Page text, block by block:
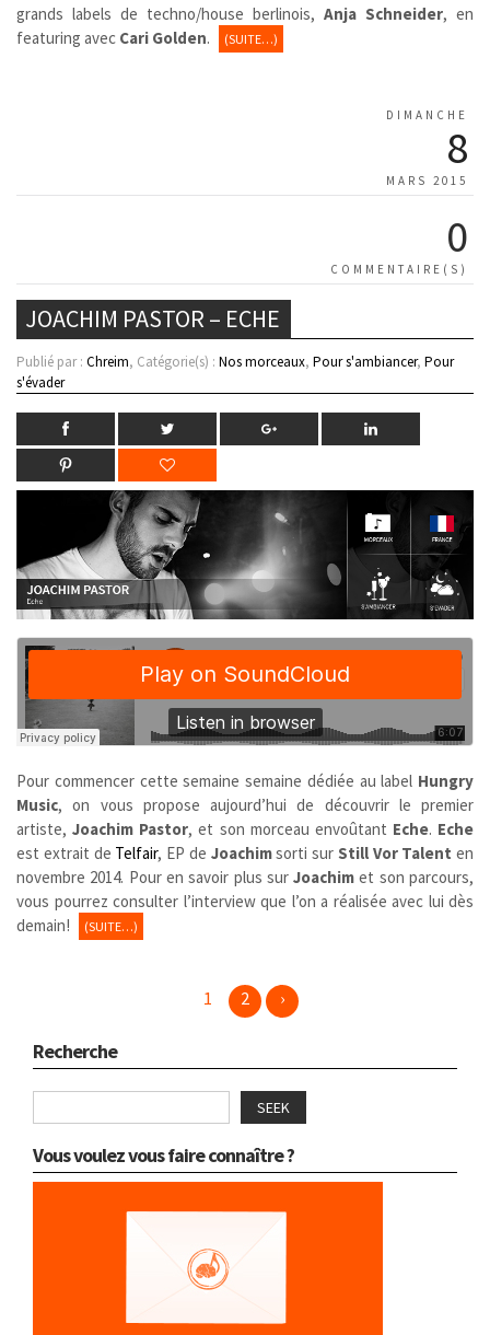
grands labels de techno/house berlinois, Anja Schneider, en
featuring avec Cari Golden. (SUITE…)
DIMANCHE
8
MARS 2015
0
COMMENTAIRE(S)
JOACHIM PASTOR – ECHE
Publié par : Chreim, Catégorie(s) : Nos morceaux, Pour s'ambiancer, Pour
s'évader
Pour commencer cette semaine semaine dédiée au label Hungry
Music, on vous propose aujourd’hui de découvrir le premier
artiste,Joachim Pastor, et son morceau envoûtant Eche. Eche
est extrait de Telfair, EP de Joachimsorti sur Still Vor Talent en
novembre 2014. Pour en savoir plus surJoachim et son parcours,
vous pourrez consulter l’interview que l’on a réalisée avec lui dès
demain!
(SUITE…)
1 2 ›
Recherche
SEEK
Vous voulez vous faire connaître ?